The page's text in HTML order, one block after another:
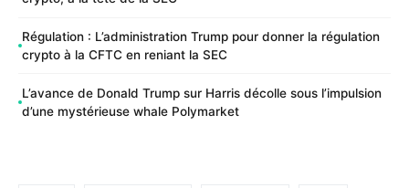
Régulation : L’administration Trump pour donner la régulation
crypto à la CFTC en reniant la SEC
L’avance de Donald Trump sur Harris décolle sous l’impulsion
d’une mystérieuse whale Polymarket